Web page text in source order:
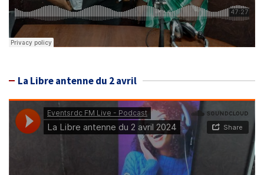
La Libre antenne du 2 avril